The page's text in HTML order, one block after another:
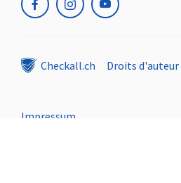
facebookinstagramyoutube
Checkall.ch Droits d'auteur
Impressum